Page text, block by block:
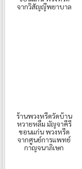
จากวิสัญญีพยาบาล
ร้านพวงหรีดวัดบ้าน
หวายหลืม มัญจาคีรี
ขอนแก่น พวงหรีด
จากศูนย์การแพทย์
กาญจนาภิเษก